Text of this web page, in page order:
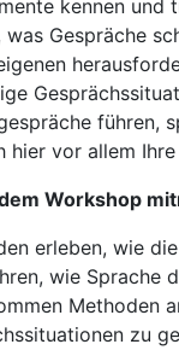
kennen und
was Gespräche
führen,
hier vor allem
Workshop
erleben, wie
wie Sprache
Methoden
zu